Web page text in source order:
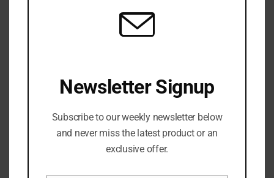
Burnham menunjuk Phillipson sebagai ketua Partai Buruh
Newsletter Signup
Subscribe to our weekly newsletter below
and never miss the latest product or an
exclusive offer.